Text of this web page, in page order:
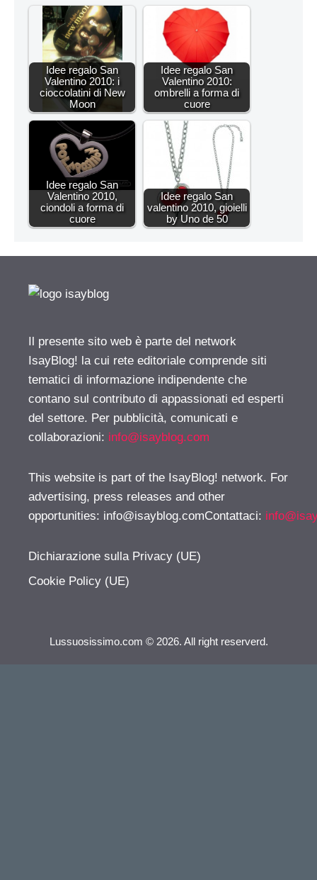
Idee regalo San
Valentino 2010: i
cioccolatini di New
Moon
Idee regalo San
Valentino 2010:
ombrelli a forma di
cuore
Idee regalo San
Valentino 2010,
ciondoli a forma di
cuore
Idee regalo San
valentino 2010, gioielli
by Uno de 50
Il presente sito web è parte del network
IsayBlog! la cui rete editoriale comprende siti
tematici di informazione indipendente che
contano sul contributo di appassionati ed esperti
del settore. Per pubblicità, comunicati e
collaborazioni: info@isayblog.com
This website is part of the IsayBlog! network. For
advertising, press releases and other
opportunities: info@isayblog.comContattaci:
Dichiarazione sulla Privacy (UE)
Cookie Policy (UE)
Lussuosissimo.com © 2026. All right reserverd.